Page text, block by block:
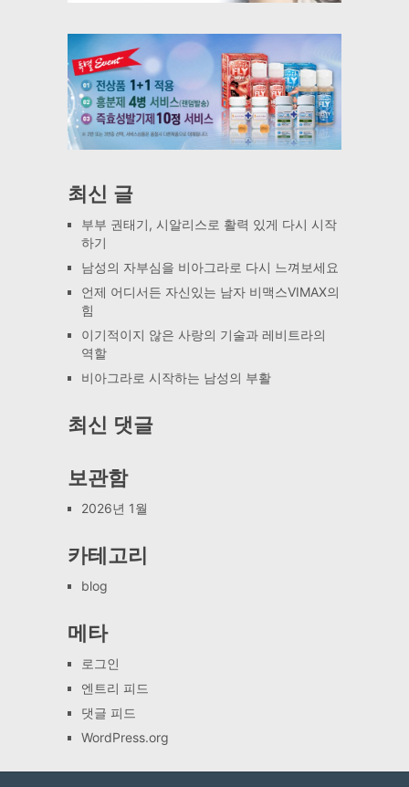
최신 글
부부 권태기, 시알리스로 활력 있게 다시 시작
하기
남성의 자부심을 비아그라로 다시 느껴보세요
언제 어디서든 자신있는 남자 비맥스VIMAX의
힘
이기적이지 않은 사랑의 기술과 레비트라의
역할
비아그라로 시작하는 남성의 부활
최신 댓글
보관함
2026년 1월
카테고리
blog
메타
로그인
엔트리 피드
댓글 피드
WordPress.org